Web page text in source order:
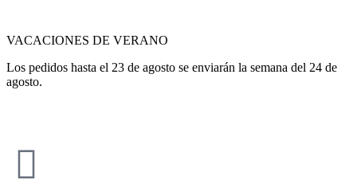
VACACIONES DE VERANO
Los pedidos hasta el 23 de agosto se enviarán la semana del 24 de
agosto.